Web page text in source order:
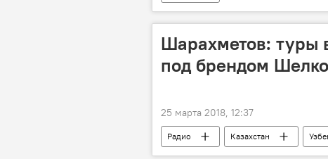
Шарахметов: туры
под брендом
25 марта 2018, 12:37
Радио Казахстан